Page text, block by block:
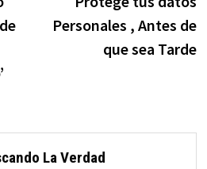
Personales , Antes de
que sea Tarde
La Verdad